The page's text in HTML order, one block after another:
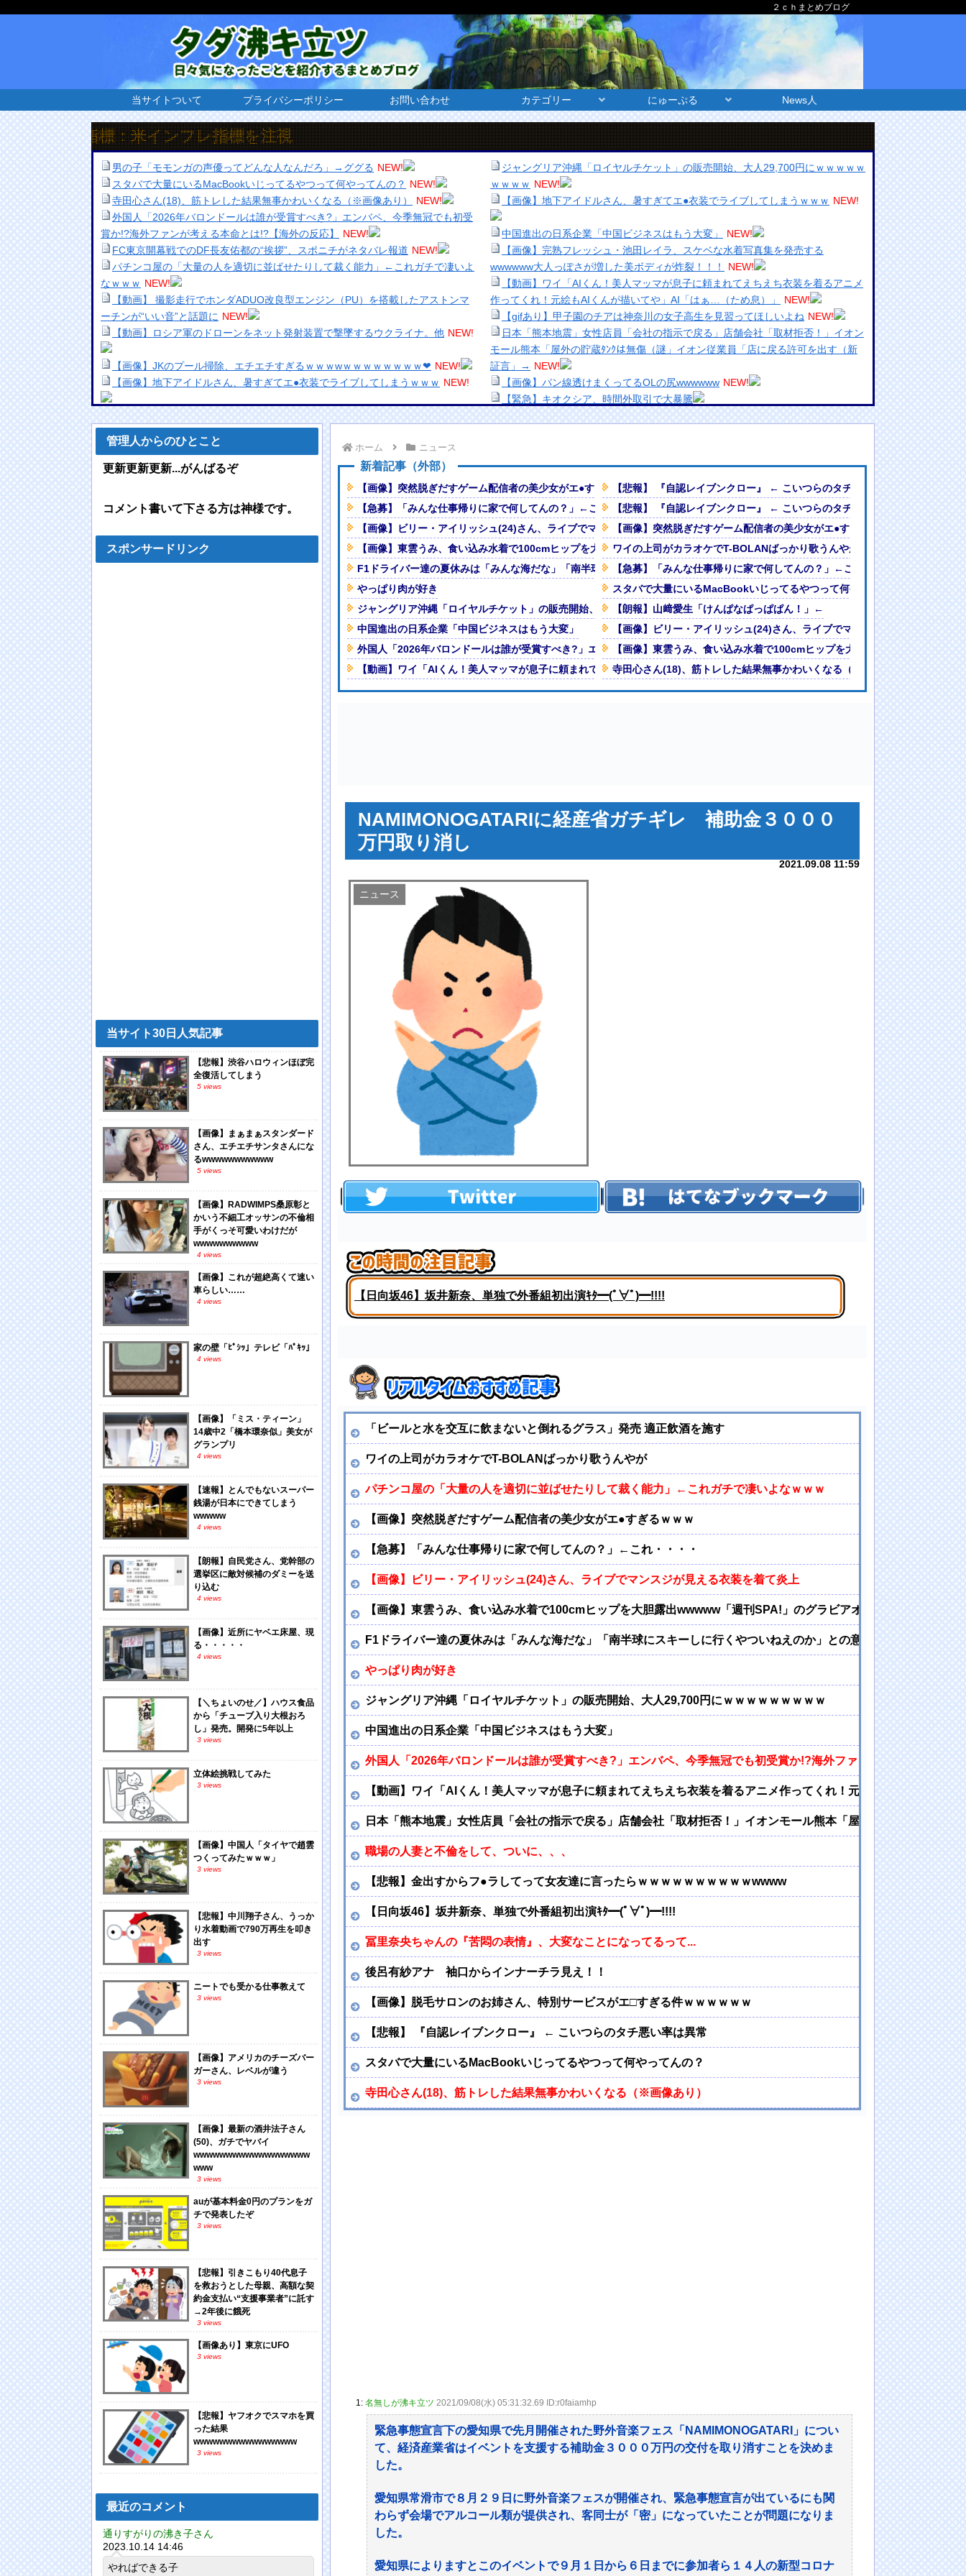
２ｃｈまとめブログ
当サイトついて プライバシーポリシー お問い合わせ カテゴリー にゅーぷる News人
指標：米インフレ指標を注視
男の子「モモンガの声優ってどんな人なんだろ」→ググる NEW!
スタバで大量にいるMacBookいじってるやつって何やってんの？ NEW!
寺田心さん(18)、筋トレした結果無事かわいくなる（※画像あり）
NEW!
外国人「2026年バロンドールは誰が受賞すべき?」エンバペ、今季無冠でも初受
賞か!?海外ファンが考える本命とは!?【海外の反応】
NEW!
FC東京開幕戦でのDF長友佑都の“挨拶”、スポニチがネタバレ報道 NEW!
パチンコ屋の「大量の人を適切に並ばせたりして裁く能力」←これガチで凄いよ
なｗｗｗ NEW!
【動画】 撮影走行でホンダADUO改良型エンジン（PU）を搭載したアストンマ
ーチンが“いい音”と話題に NEW!
【動画】ロシア軍のドローンをネット発射装置で撃墜するウクライナ。他 NEW!
【画像】JKのプール掃除、エチエチすぎるｗｗｗwｗｗｗｗｗｗｗｗ❤ NEW!
【画像】地下アイドルさん、暑すぎてエ●衣装でライブしてしまうｗｗｗ NEW!
NEW!
【画像】完熟フレッシュ・池田レイラ、スケベな水着写真集を発売する
wwwwww大人っぽさが増した美ボディが炸裂！！！
NEW!
台湾の女の子に名前と住所聞かれたから教えたらこうなるwwww NEW!
【gifあり】甲子園のチアは神奈川の女子高生を見習ってほしいよね NEW!
好きな女の子から預かったHDDの中から、とんでもないモノを発見してしまった
【悲報】ロシア、ガチの大炎上ｗｗｗｗｗｗｗｗｗｗｗｗ NEW!
【画像】パン線透けまくってるOLの尻wwwwww
NEW!
海外「全部日本の真似だったのか…」 日本の普通のテレビ番組が最新SNSの数
【動画】逃げる判断はやっ！埼玉でスマホ運転のプリウスに当て逃げされる車
NEW!
【ハンターハンター】シズクの念能力「デメちゃん」、まさかの具現化系だった
ジャングリア沖縄「ロイヤルチケット」の販売開始、大人29,700円にｗｗｗｗｗ
ｗｗｗｗ NEW!
【画像】地下アイドルさん、暑すぎてエ●衣装でライブしてしまうｗｗｗ NEW!
中国進出の日系企業「中国ビジネスはもう大変」
NEW!
【画像】完熟フレッシュ・池田レイラ、スケベな水着写真集を発売する
wwwwww大人っぽさが増した美ボディが炸裂！！！
NEW!
【動画】ワイ「AIくん！美人マッマが息子に頼まれてえちえち衣装を着るアニメ
作ってくれ！元絵もAIくんが描いてや」AI「はぁ…（ため息）」
NEW!
【gifあり】甲子園のチアは神奈川の女子高生を見習ってほしいよね NEW!
日本「熊本地震」女性店員「会社の指示で戻る」店舗会社「取材拒否！」イオン
モール熊本「屋外の貯蔵ﾀﾝｸは無傷（謎」イオン従業員「店に戻る許可を出す（新
証言」→ NEW!
【画像】パン線透けまくってるOLの尻wwwwww NEW!
【緊急】キオクシア、時間外取引で大暴騰
い！！
熊本地震、「九州自動車道は混んでない」と実況しながら被災地へ向かう有名ア
ナなどに批判殺到 全国紙記者「最新の状況をいち早く伝えることは報道機関として
の責務」「情報を取り上げることには大きな意義がある」
【画像】顔100点、体30点の女ｗｗｗ
「洋画に日本版主題歌は必要か?」論争
【悲報】職場で無能判定された人間って割とガチめに差別されるよな・・・
Powered by livedoor 相互RSS
ホーム ニュース
新着記事（外部）
【画像】突然脱ぎだすゲーム配信者の美少女がエ●すぎるｗｗｗ
【急募】「みんな仕事帰りに家で何してんの？」←これ・・・・
【画像】ビリー・アイリッシュ(24)さん、ライブでマンスジが見える衣装を着て炎上
【画像】東雲うみ、食い込み水着で100cmヒップを大胆露出wwwww「週刊SPA!」のグラビアオフショットが万バズ！！！
F1ドライバー達の夏休みは「みんな海だな」「南半球にスキーしに行くやついねえのか」との意見
やっぱり肉が好き
ジャングリア沖縄「ロイヤルチケット」の販売開始、大人29,700円にｗｗｗｗｗｗｗｗｗ
中国進出の日系企業「中国ビジネスはもう大変」
外国人「2026年バロンドールは誰が受賞すべき?」エンバペ、今季無冠でも初受賞か!?海外ファンが考える本命とは!?【海外の反応】
【動画】ワイ「AIくん！美人マッマが息子に頼まれてえちえち衣装を着るアニメ作ってくれ！元絵もAIくんが描いてや」AI「はぁ…（
【悲報】 『自認レイブンクロー』 ← こいつらのタチ悪い率は異常
【悲報】 『自認レイブンクロー』 ← こいつらのタチ悪い率は異常
【画像】突然脱ぎだすゲーム配信者の美少女がエ●すぎるｗｗｗ
ワイの上司がカラオケでT-BOLANばっかり歌うんやが
【急募】「みんな仕事帰りに家で何してんの？」←これ・・・・
スタバで大量にいるMacBookいじってるやつって何やってんの？
【朗報】山﨑愛生「けんぱなぱっぱぱん！」←
【画像】ビリー・アイリッシュ(24)さん、ライブでマンスジが見える衣装を着
【画像】東雲うみ、食い込み水着で100cmヒップを大胆露出wwwww「週刊
寺田心さん(18)、筋トレした結果無事かわいくなる（※画像あり）
NAMIMONOGATARIに経産省ガチギレ 補助金３０００
万円取り消し
2021.09.08 11:59
ニュース
【日向坂46】坂井新奈、単独で外番組初出演ｷﾀ━(ﾟ∀ﾟ)━!!!!
「ビールと水を交互に飲まないと倒れるグラス」発売 適正飲酒を施す
ワイの上司がカラオケでT-BOLANばっかり歌うんやが
パチンコ屋の「大量の人を適切に並ばせたりして裁く能力」←これガチで凄いよなｗｗｗ
【画像】突然脱ぎだすゲーム配信者の美少女がエ●すぎるｗｗｗ
【急募】「みんな仕事帰りに家で何してんの？」←これ・・・・
【画像】ビリー・アイリッシュ(24)さん、ライブでマンスジが見える衣装を着て炎上
【画像】東雲うみ、食い込み水着で100cmヒップを大胆露出wwwww「週刊SPA!」のグラビアオフショットが万バ
F1ドライバー達の夏休みは「みんな海だな」「南半球にスキーしに行くやついねえのか」との意見
やっぱり肉が好き
ジャングリア沖縄「ロイヤルチケット」の販売開始、大人29,700円にｗｗｗｗｗｗｗｗｗ
中国進出の日系企業「中国ビジネスはもう大変」
外国人「2026年バロンドールは誰が受賞すべき?」エンバペ、今季無冠でも初受賞か!?海外ファンが考える本命とは
【動画】ワイ「AIくん！美人マッマが息子に頼まれてえちえち衣装を着るアニメ作ってくれ！元絵もAIくんが描い
日本「熊本地震」女性店員「会社の指示で戻る」店舗会社「取材拒否！」イオンモール熊本「屋外の貯蔵ﾀﾝｸは無
職場の人妻と不倫をして、ついに、、、
【悲報】金出すからフ●ラしてって女友達に言ったらｗｗｗｗｗｗｗｗｗｗwwww
【日向坂46】坂井新奈、単独で外番組初出演ｷﾀ━(ﾟ∀ﾟ)━!!!!
冨里奈央ちゃんの『苦悶の表情』、大変なことになってるって...
後呂有紗アナ 袖口からインナーチラ見え！！
【画像】脱毛サロンのお姉さん、特別サービスがエ□すぎる件ｗｗｗｗｗｗ
【悲報】 『自認レイブンクロー』 ← こいつらのタチ悪い率は異常
スタバで大量にいるMacBookいじってるやつって何やってんの？
寺田心さん(18)、筋トレした結果無事かわいくなる（※画像あり）
1: 名無しが沸キ立ツ 2021/09/08(水) 05:31:32.69 ID:r0faiamhp
緊急事態宣言下の愛知県で先月開催された野外音楽フェス「NAMIMONOGATARI」につい
て、経済産業省はイベントを支援する補助金３０００万円の交付を取り消すことを決めま
した。
愛知県常滑市で８月２９日に野外音楽フェスが開催され、緊急事態宣言が出ているにも関
わらず会場でアルコール類が提供され、客同士が「密」になっていたことが問題になりま
した。
愛知県によりますとこのイベントで９月１日から６日までに参加者ら１４人の新型コロナ
管理人からのひとこと
更新更新更新...がんばるぞ
コメント書いて下さる方は神様です。
スポンサードリンク
当サイト30日人気記事
【悲報】渋谷ハロウィンほぼ完
全復活してしまう
5 views
【画像】まぁまぁスタンダード
さん、エチエチサンタさんにな
るwwwwwwwwwww
5 views
【画像】RADWIMPS桑原彰と
かいう不細工オッサンの不倫相
手がくっそ可愛いわけだが
wwwwwwwwww
4 views
【画像】これが超絶高くて速い
車らしい……
4 views
家の壁「ﾋﾟｼｯ」テレビ「ﾊﾟｷｯ」
4 views
【画像】「ミス・ティーン」
14歳中2「橋本環奈似」美女が
グランプリ
4 views
【速報】とんでもないスーパー
銭湯が日本にできてしまう
wwwww
4 views
【朗報】自民党さん、党幹部の
選挙区に敵対候補のダミーを送
り込む
4 views
【画像】近所にヤベエ床屋、現
る・・・・・
4 views
【＼ちょいのせ／】ハウス食品
から「チューブ入り大根おろ
し」発売。開発に5年以上
3 views
立体絵挑戦してみた
3 views
【画像】中国人「タイヤで趙雲
つくってみたｗｗｗ」
3 views
【悲報】中川翔子さん、うっか
り水着動画で790万再生を叩き
出す
3 views
ニートでも受かる仕事教えて
3 views
【画像】アメリカのチーズバー
ガーさん、レベルが違う
3 views
【画像】最新の酒井法子さん
(50)、ガチでヤバイ
wwwwwwwwwwwwwwwwww
www
3 views
auが基本料金0円のプランをガ
チで発表したぞ
3 views
【悲報】引きこもり40代息子
を救おうとした母親、高額な契
約金支払い“支援事業者”に託す
→2年後に餓死
3 views
【画像あり】東京にUFO
3 views
【悲報】ヤフオクでスマホを買
った結果
wwwwwwwwwwwwwwww
3 views
最近のコメント
通りすがりの沸き子さん
2023.10.14 14:46
やればできる子